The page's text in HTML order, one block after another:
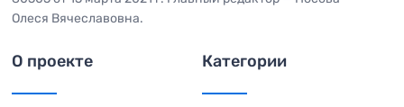
Олеся Вячеславовна.
О проекте Категории